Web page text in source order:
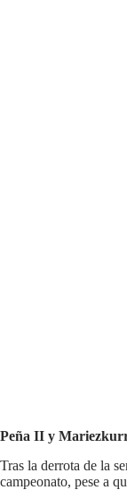
Peña II y
Tras la derrota de la
campeonato, pese a